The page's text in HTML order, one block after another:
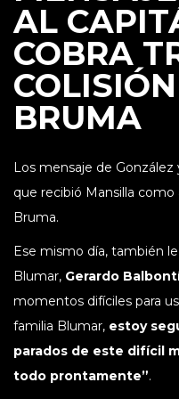
AL
COBRA
BRUMA
Los mensaje de
que recibió Mansilla como
Bruma.
Ese mismo día, también
Blumar, Gerardo
momentos difíciles para
familia Blumar, estoy
parados de este difícil
todo prontamente”.